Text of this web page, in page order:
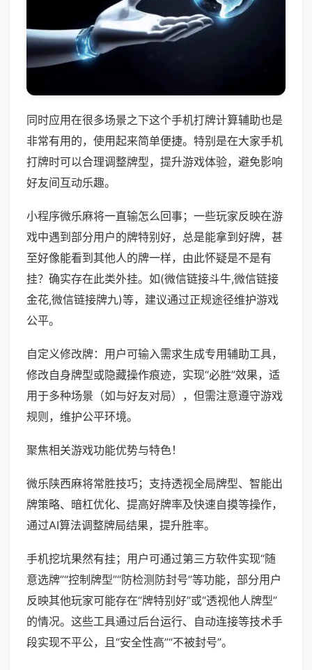
同时应用在很多场景之下这个手机打牌计算辅助也是
非常有用的，使用起来简单便捷。特别是在大家手机
打牌时可以合理调整牌型，提升游戏体验，避免影响
好友间互动乐趣。
小程序微乐麻将一直输怎么回事；一些玩家反映在游
戏中遇到部分用户的牌特别好，总是能拿到好牌，甚
至好像能看到其他人的牌一样，由此怀疑是不是有
挂？确实存在此类外挂。如(微信链接斗牛,微信链接
金花,微信链接牌九)等，建议通过正规途径维护游戏
公平。
自定义修改牌：用户可输入需求生成专用辅助工具，
修改自身牌型或隐藏操作痕迹，实现“必胜”效果，适
用于多种场景（如与好友对局），但需注意遵守游戏
规则，维护公平环境。
聚焦相关游戏功能优势与特色！
微乐陕西麻将常胜技巧；支持透视全局牌型、智能出
牌策略、暗杠优化、提高好牌率及快速自摸等操作，
通过AI算法调整牌局结果，提升胜率。
手机挖坑果然有挂；用户可通过第三方软件实现“随
意选牌”“控制牌型”“防检测防封号”等功能，部分用户
反映其他玩家可能存在“牌特别好”或“透视他人牌型”
的情况。这些工具通过后台运行、自动连接等技术手
段实现不平公，且“安全性高”“不被封号”。